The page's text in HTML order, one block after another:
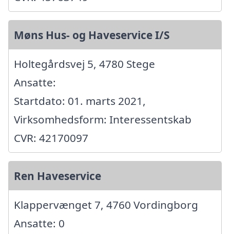
Møns Hus- og Haveservice I/S
Holtegårdsvej 5, 4780 Stege
Ansatte:
Startdato: 01. marts 2021,
Virksomhedsform: Interessentskab
CVR: 42170097
Ren Haveservice
Klappervænget 7, 4760 Vordingborg
Ansatte: 0